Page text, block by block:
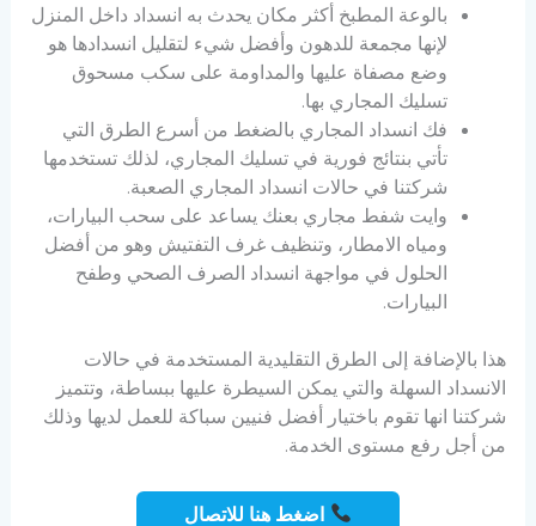
بالوعة المطبخ أكثر مكان يحدث به انسداد داخل المنزل
لإنها مجمعة للدهون وأفضل شيء لتقليل انسدادها هو
وضع مصفاة عليها والمداومة على سكب مسحوق
تسليك المجاري بها.
فك انسداد المجاري بالضغط من أسرع الطرق التي
تأتي بنتائج فورية في تسليك المجاري، لذلك تستخدمها
شركتنا في حالات انسداد المجاري الصعبة.
وايت شفط مجاري بعنك يساعد على سحب البيارات،
ومياه الامطار، وتنظيف غرف التفتيش وهو من أفضل
الحلول في مواجهة انسداد الصرف الصحي وطفح
البيارات.
هذا بالإضافة إلى الطرق التقليدية المستخدمة في حالات
الانسداد السهلة والتي يمكن السيطرة عليها ببساطة، وتتميز
شركتنا انها تقوم باختيار أفضل فنيين سباكة للعمل لديها وذلك
من أجل رفع مستوى الخدمة.
اضغط هنا للاتصال